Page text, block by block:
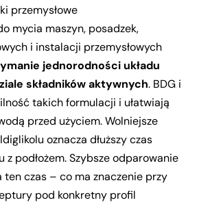
przemysłowe
mycia maszyn, posadzek,
i instalacji przemysłowych
jednorodności układu
składników aktywnych. BDG i
takich formulacji i ułatwiają
przed użyciem. Wolniejsze
oznacza dłuższy czas
podłożem. Szybsze odparowanie
czas – co ma znaczenie przy
pod konkretny profil